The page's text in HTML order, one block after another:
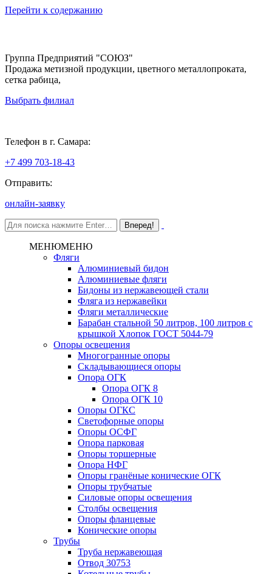
Перейти к содержанию
Группа Предприятий "СОЮЗ"
Продажа метизной продукции, цветного металлопроката,
сетка рабица,
Выбрать филиал
Телефон в г. Самара:
+7 499 703-18-43
Отправить:
онлайн-заявку
МЕНЮМЕНЮ
Фляги
Алюминиевый бидон
Алюминиевые фляги
Бидоны из нержавеющей стали
Фляга из нержавейки
Фляги металлические
Барабан стальной 50 литров, 100 литров с
крышкой Хлопок ГОСТ 5044-79
Опоры освещения
Многогранные опоры
Складывающиеся опоры
Опора ОГК
Опора ОГК 8
Опора ОГК 10
Опоры ОГКС
Светофорные опоры
Опоры ОСФГ
Опора парковая
Опоры торшерные
Опора НФГ
Опоры гранёные конические ОГК
Опоры трубчатые
Силовые опоры освещения
Столбы освещения
Опоры фланцевые
Конические опоры
Трубы
Труба нержавеющая
Отвод 30753